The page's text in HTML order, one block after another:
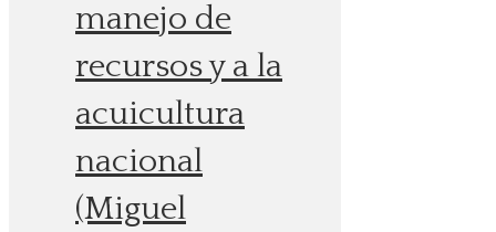
manejo de
recursos y a la
acuicultura
nacional
(Miguel